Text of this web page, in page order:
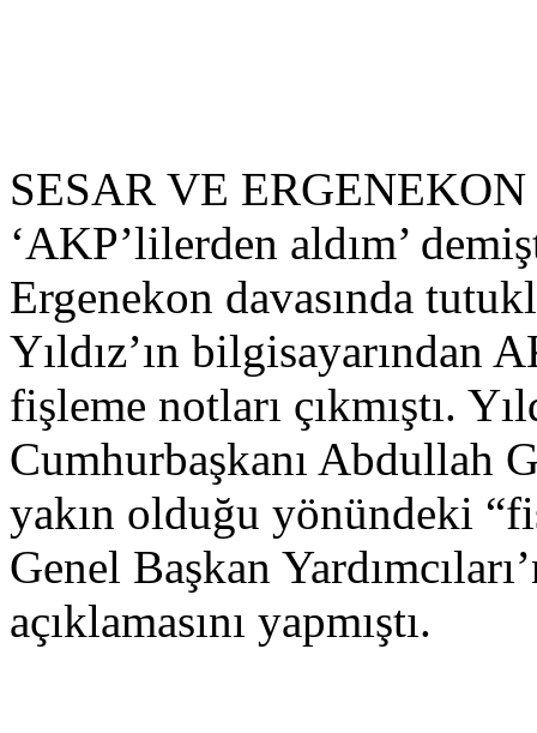
SESAR VE ERGENEKON
‘AKP’lilerden aldım’
Ergenekon davasında
Yıldız’ın
fişleme notları çıkmıştı.
Cumhurbaşkanı Abdullah
yakın olduğu yönündeki
Genel Başkan
açıklamasını yapmıştı.